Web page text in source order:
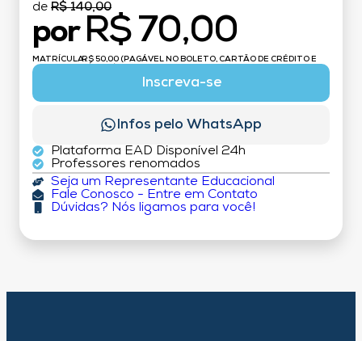
de R$ 140,00
por R$ 70,00
MATRÍCULA:R$ 50,00 (PAGÁVEL NO BOLETO, CARTÃO DE CRÉDITO E
Inscreva-se
Infos pelo WhatsApp
Plataforma EAD Disponível 24h
Professores renomados
Seja um Representante Educacional
Fale Conosco - Entre em Contato
Dúvidas? Nós ligamos para você!